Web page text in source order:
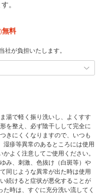
。
無料
社が負担いたします。
湯で軽く振り洗いし、よくすす
を整え、必ず陰干しして完全に
きにくくなりますので、いつも
疹等異常のあるところには使用
よく注意してご使用ください。
み、刺激、色抜け（白斑等）や
同じような異常が出た時は使用
続けると症状が悪化することが
時は、すぐに充分洗い流してく